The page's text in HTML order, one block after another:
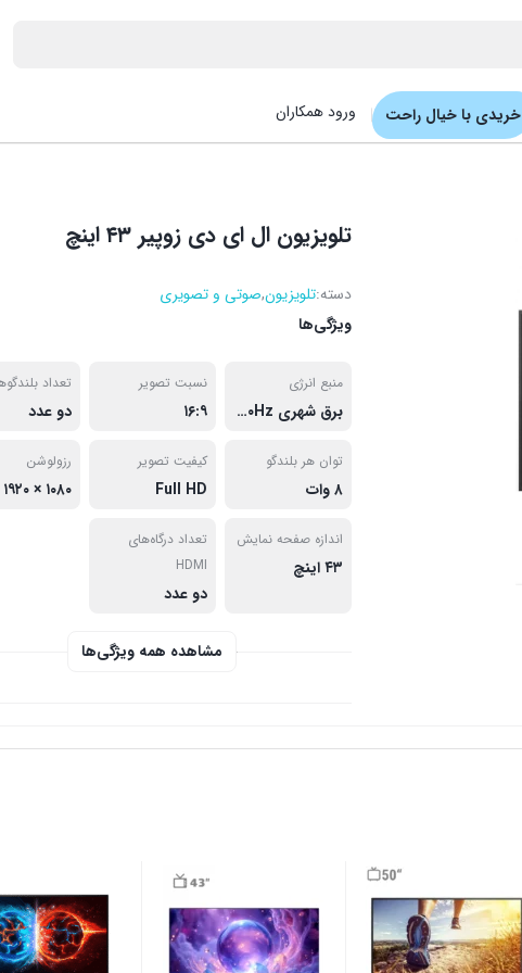
خریدی با خیال راحت ورود همکاران
تلویزیون ال ای دی زوپیر ۴۳ اینچ
دسته:تلویزیون,صوتی و تصویری
ویژگی‌ها
منبع انرژی
برق شهری AC ۱۱۰V-۲۴۰V ۵۰/۶۰Hz
نسبت تصویر
۱۶:۹
تعداد
دو عدد
توان هر بلندگو
۸ وات
کیفیت تصویر
Full HD
رزولوشن
۱۰۸۰ × ۱۹۲۰
اندازه صفحه نمایش
۴۳ اینچ
تعداد درگاه‌های
HDMI
دو عدد
مشاهده همه ویژگی‌ها